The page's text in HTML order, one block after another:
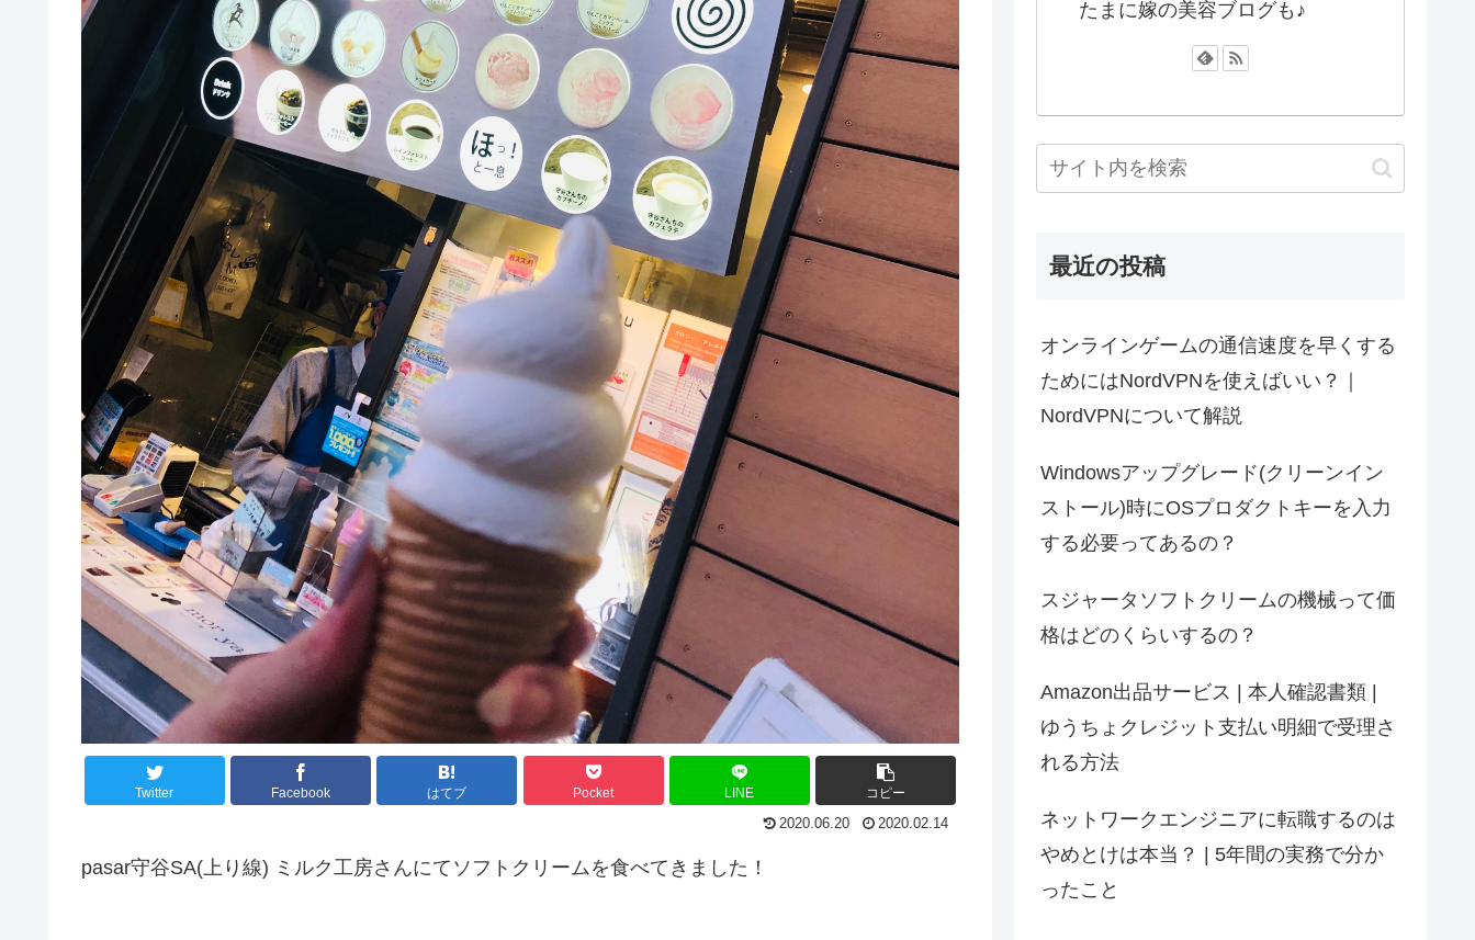
Twitter Facebook はてブ Pocket LINE コピー
2020.06.20 2020.02.14
pasar守谷SA(上り線) ミルク工房さんにてソフトクリームを食べてきました！
たまに嫁の美容ブログも♪
最近の投稿
オンラインゲームの通信速度を早くする
ためにはNordVPNを使えばいい？｜
NordVPNについて解説
Windowsアップグレード(クリーンイン
ストール)時にOSプロダクトキーを入力
する必要ってあるの？
スジャータソフトクリームの機械って価
格はどのくらいするの？
Amazon出品サービス | 本人確認書類 |
ゆうちょクレジット支払い明細で受理さ
れる方法
ネットワークエンジニアに転職するのは
やめとけは本当？ | 5年間の実務で分か
ったこと